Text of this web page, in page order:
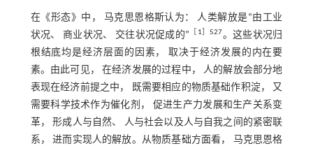
在《形态》中， 马克思恩格斯认为： 人类解放是“由工业
状况、 商业状况、 交往状况促成的”
1 ］527。这些状况归
根结底均是经济层面的因素， 取决于经济发展的内在要
素。由此可见， 在经济发展的过程中， 人的解放会部分地
表现在经济前提之中， 既需要相应的物质基础作积淀， 又
需要科学技术作为催化剂， 促进生产力发展和生产关系变
革， 形成人与自然、 人与社会以及人与自我之间的紧密联
系， 进而实现人的解放。从物质基础方面看， 马克思恩格